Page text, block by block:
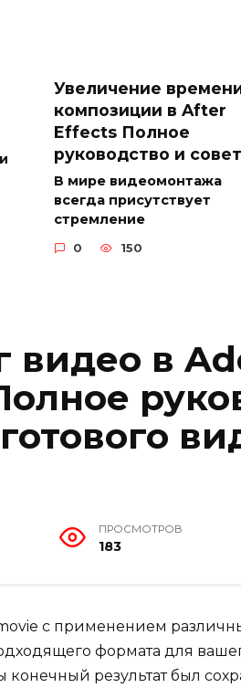
видео в
ПРОСМОТРОВ
183
с применением
формата для
конечный результат был
Увеличение
композиции в After
Effects Полное
руководство и
В мире видеомонтажа
всегда присутствует
стремление
0 150